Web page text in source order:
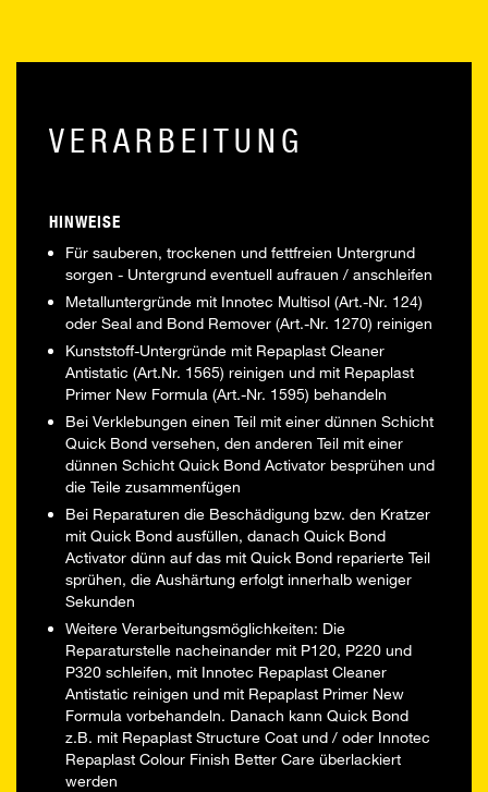
VERARBEITUNG
HINWEISE
Für sauberen, trockenen und fettfreien Untergrund
sorgen - Untergrund eventuell aufrauen / anschleifen
Metalluntergründe mit Innotec Multisol (Art.-Nr. 124)
oder Seal and Bond Remover (Art.-Nr. 1270) reinigen
Kunststoff-Untergründe mit Repaplast Cleaner
Antistatic (Art.Nr. 1565) reinigen und mit Repaplast
Primer New Formula (Art.-Nr. 1595) behandeln
Bei Verklebungen einen Teil mit einer dünnen Schicht
Quick Bond versehen, den anderen Teil mit einer
dünnen Schicht Quick Bond Activator besprühen und
die Teile zusammenfügen
Bei Reparaturen die Beschädigung bzw. den Kratzer
mit Quick Bond ausfüllen, danach Quick Bond
Activator dünn auf das mit Quick Bond reparierte Teil
sprühen, die Aushärtung erfolgt innerhalb weniger
Sekunden
Weitere Verarbeitungsmöglichkeiten: Die
Reparaturstelle nacheinander mit P120, P220 und
P320 schleifen, mit Innotec Repaplast Cleaner
Antistatic reinigen und mit Repaplast Primer New
Formula vorbehandeln. Danach kann Quick Bond
z.B. mit Repaplast Structure Coat und / oder Innotec
Repaplast Colour Finish Better Care überlackiert
werden